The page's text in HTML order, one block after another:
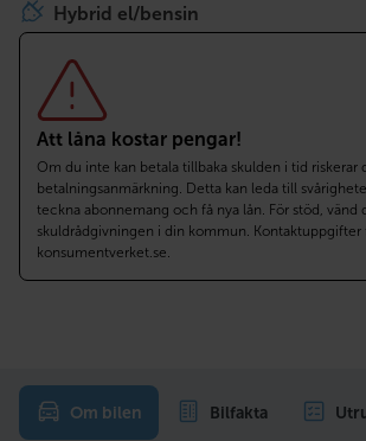
Hybrid el/bensin
Att låna kostar pengar!
Om du inte kan betala tillbaka skulden i tid riskerar
betalningsanmärkning. Detta kan leda till
teckna abonnemang och få nya lån. För stöd,
skuldrådgivningen i din kommun. Kontaktuppgifter
konsumentverket.se.
Om bilen Bilfakta